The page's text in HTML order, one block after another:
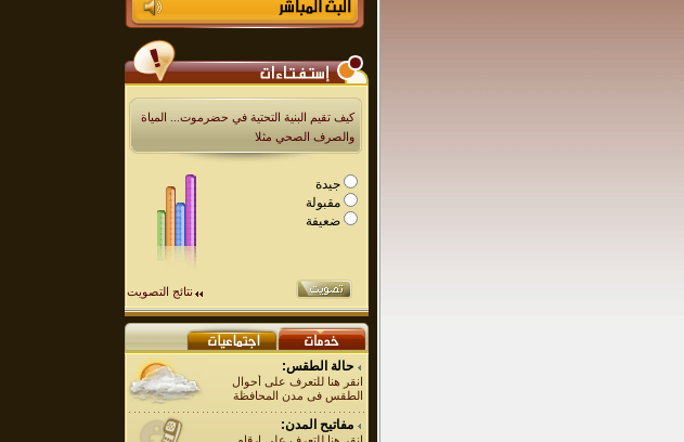
كيف تقيم البنية التحتية في حضرموت... المياة
والصرف الصحي مثلا
جيدة
مقبولة
ضعيفة
نتائج التصويت
حالة الطقس:
انقر هنا للتعرف على أحوال
الطقس فى مدن المحافظة
مفاتيح المدن: